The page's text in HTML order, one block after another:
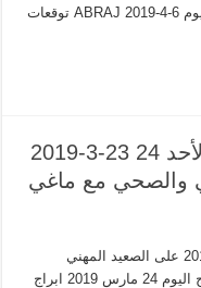
السبت 6-4-2019، و توقعات الابراج وحظك اليوم 6-4-2019 ABRAJ توقعات
حظك اليوم وتوقعات الأبراج الأحد 24 23-3-2019
والصحي مع ماغي
حظك اليوم وتوقعات الأبراج الأحد 24 23-3-2019 على الصعيد المهني
والعاطفي والصحي مع ماغي فرحتوقعات أبراج اليوم 24 مارس 2019 ابراج